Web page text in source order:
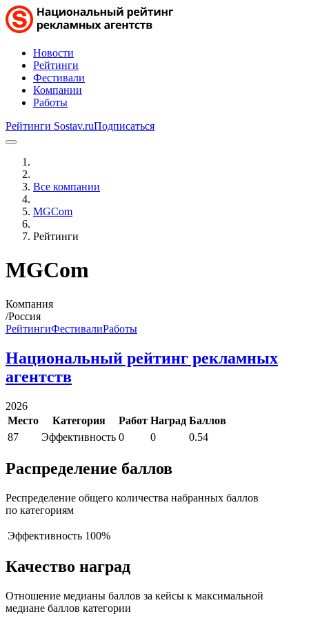
Новости
Рейтинги
Фестивали
Компании
Работы
Рейтинги Sostav.ruПодписаться
Все компании
MGCom
Рейтинги
MGCom
Компания
/Россия
РейтингиФестивалиРаботы
Национальный рейтинг рекламных
агентств
2026
Место
Категория Работ Наград Баллов
87
Эффективность 0 0 0.54
Распределение баллов
Респределение общего количества набранных баллов
по категориям
Эффективность 100%
Качество наград
Отношение медианы баллов за кейсы к максимальной
медиане баллов категории